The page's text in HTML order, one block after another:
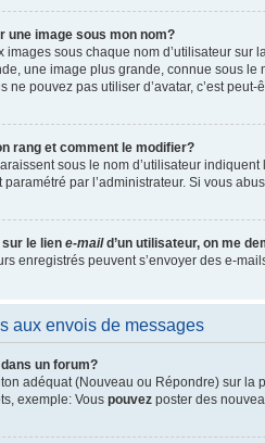
une image sous mon nom?
images sous chaque nom d’utilisateur
une image plus grande, connue sous le
ne pouvez pas utiliser d’avatar, c’est
rang et comment le modifier?
sous le nom d’utilisateur
paramétré par l’administrateur. Si vous
le lien e-maild’un utilisateur, on me
enregistrés peuvent s’envoyer des e-
aux envois de messages
un forum?
adéquat (Nouveau ou Répondre) sur la
exemple: Vous pouvez poster des